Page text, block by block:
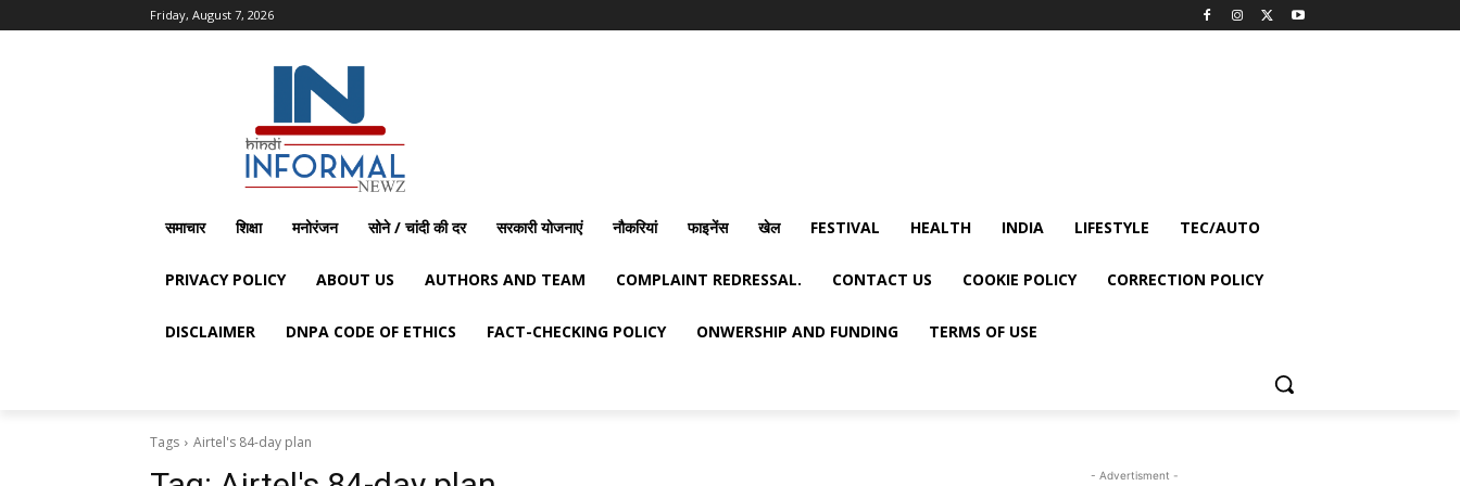
Friday, August 7, 2026
समाचार शिक्षा मनोरंजन सोने / चांदी की दर सरकारी योजनाएं नौकरियां फाइनेंस खेल FESTIVAL HEALTH INDIA LIFESTYLE TEC/AUTO
PRIVACY POLICY ABOUT US AUTHORS AND TEAM COMPLAINT REDRESSAL. CONTACT US COOKIE POLICY CORRECTION POLICY
DISCLAIMER DNPA CODE OF ETHICS FACT-CHECKING POLICY ONWERSHIP AND FUNDING TERMS OF USE
Tags Airtel's 84-day plan
- Advertisment -